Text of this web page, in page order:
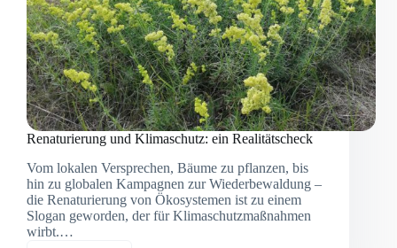
Renaturierung und Klimaschutz: ein Realitätscheck
Vom lokalen Versprechen, Bäume zu pflanzen, bis
hin zu globalen Kampagnen zur Wiederbewaldung –
die Renaturierung von Ökosystemen ist zu einem
Slogan geworden, der für Klimaschutzmaßnahmen
wirbt.…